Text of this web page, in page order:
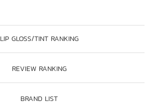
LIP GLOSS/TINT RANKING
REVIEW RANKING
BRAND LIST